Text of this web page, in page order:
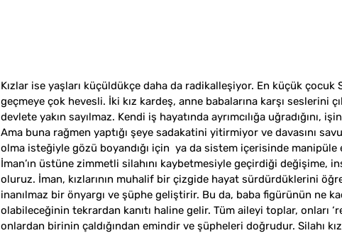
Kızlar ise yaşları küçüldükçe daha da radikalleşiyor. En küçük çocuk
geçmeye çok hevesli. İki kız kardeş, anne babalarına karşı seslerini
devlete yakın sayılmaz. Kendi iş hayatında ayrımcılığa uğradığını,
Ama buna rağmen yaptığı şeye sadakatini yitirmiyor ve davasını
olma isteğiyle gözü boyandığı için  ya da sistem içerisinde
İman’ın üstüne zimmetli silahını kaybetmesiyle geçirdiği değişime,
oluruz. İman, kızlarının muhalif bir çizgide hayat sürdürdüklerini
inanılmaz bir önyargı ve şüphe geliştirir. Bu da, baba figürünün ne
olabileceğinin tekrardan kanıtı haline gelir. Tüm aileyi toplar, onları
onlardan birinin çaldığından emindir ve şüpheleri doğrudur. Silahı